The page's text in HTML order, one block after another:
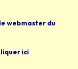
webmaster du
ici